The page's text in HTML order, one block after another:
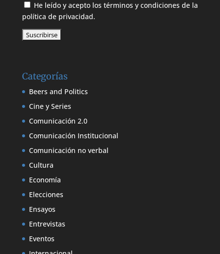
He leído y acepto los términos y condiciones de la
política de privacidad.
Categorías
Beers and Politics
Cine y Series
Comunicación 2.0
Comunicación Institucional
Comunicación no verbal
Cultura
Economía
Elecciones
Ensayos
Entrevistas
Eventos